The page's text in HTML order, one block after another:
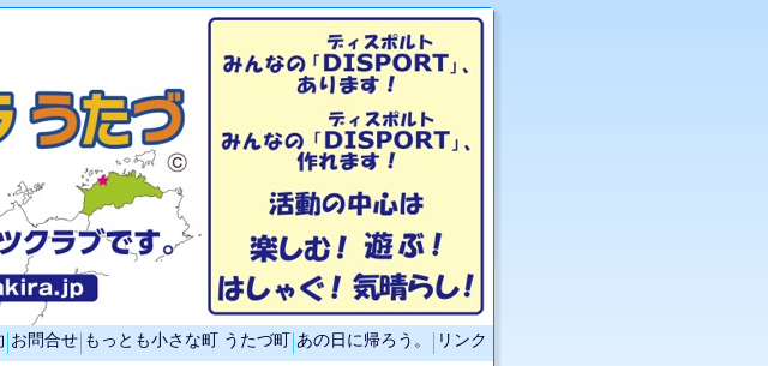
お問合せ もっとも小さな町 うたづ町 あの日に帰ろう。 リンク